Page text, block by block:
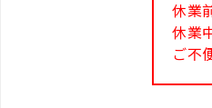
休業
休業
ご不